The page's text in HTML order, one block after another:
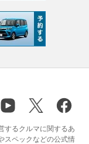
するクルマに関するあ
スペックなどの公式情